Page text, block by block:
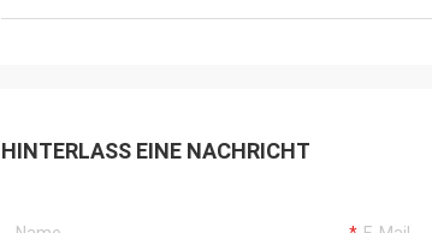
HINTERLASS EINE NACHRICHT